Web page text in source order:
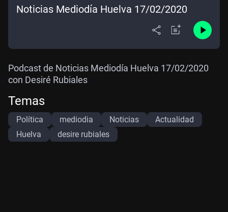
Noticias Mediodía Huelva 17/02/2020
Podcast de Noticias Mediodía Huelva 17/02/2020
con Desiré Rubiales
Temas
Política mediodia Noticias
Actualidad
Huelva
desire rubiales